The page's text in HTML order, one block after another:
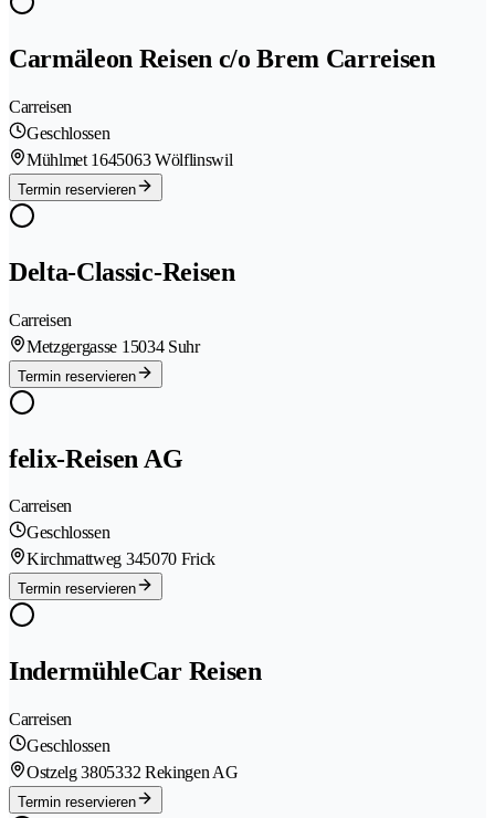
Carmäleon Reisen c/o Brem Carreisen
Carreisen
Geschlossen
Mühlmet 1645063 Wölflinswil
Termin reservieren
Delta-Classic-Reisen
Carreisen
Metzgergasse 1 5034 Suhr
Termin reservieren
felix-Reisen AG
Carreisen
Geschlossen
Kirchmattweg 345070 Frick
Termin reservieren
IndermühleCar Reisen
Carreisen
Geschlossen
Ostzelg 3805332 Rekingen AG
Termin reservieren